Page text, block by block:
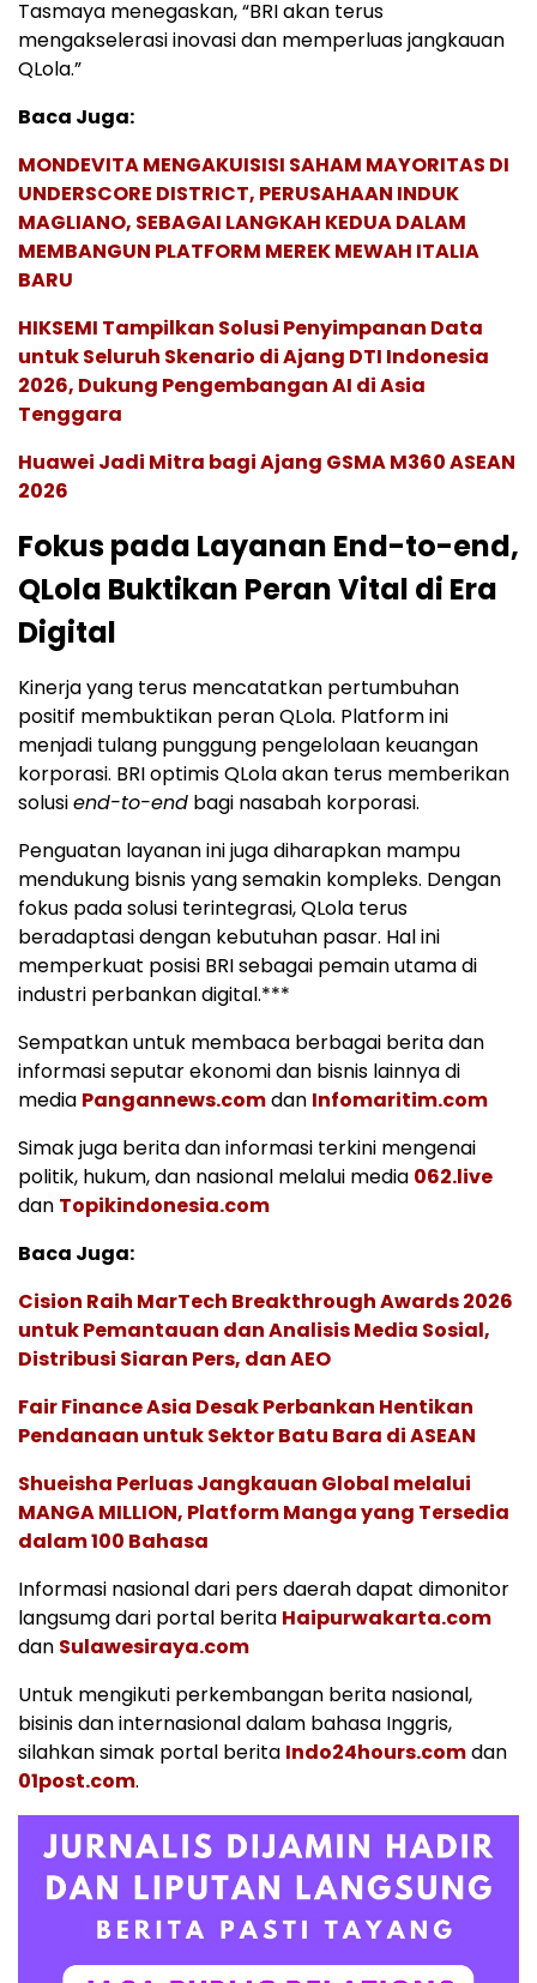
Tasmaya menegaskan, “BRI akan terus
mengakselerasi inovasi dan memperluas jangkauan
QLola.”
Baca Juga:
MONDEVITA MENGAKUISISI SAHAM MAYORITAS DI
UNDERSCORE DISTRICT, PERUSAHAAN INDUK
MAGLIANO, SEBAGAI LANGKAH KEDUA DALAM
MEMBANGUN PLATFORM MEREK MEWAH ITALIA
BARU
HIKSEMI Tampilkan Solusi Penyimpanan Data
untuk Seluruh Skenario di Ajang DTI Indonesia
2026, Dukung Pengembangan AI di Asia
Tenggara
Huawei Jadi Mitra bagi Ajang GSMA M360 ASEAN
2026
Fokus pada Layanan End-to-end,
QLola Buktikan Peran Vital di Era
Digital
Kinerja yang terus mencatatkan pertumbuhan
positif membuktikan peran QLola. Platform ini
menjadi tulang punggung pengelolaan keuangan
korporasi. BRI optimis QLola akan terus memberikan
solusiend-to-end bagi nasabah korporasi.
Penguatan layanan ini juga diharapkan mampu
mendukung bisnis yang semakin kompleks. Dengan
fokus pada solusi terintegrasi, QLola terus
beradaptasi dengan kebutuhan pasar. Hal ini
memperkuat posisi BRI sebagai pemain utama di
industri perbankan digital.***
Sempatkan untuk membaca berbagai berita dan
informasi seputar ekonomi dan bisnis lainnya di
media Pangannews.comdan Infomaritim.com
Simak juga berita dan informasi terkini mengenai
politik, hukum, dan nasional melalui media 062.live
dan Topikindonesia.com
Baca Juga:
Cision Raih MarTech Breakthrough Awards 2026
untuk Pemantauan dan Analisis Media Sosial,
Distribusi Siaran Pers, dan AEO
Fair Finance Asia Desak Perbankan Hentikan
Pendanaan untuk Sektor Batu Bara di ASEAN
Shueisha Perluas Jangkauan Global melalui
MANGA MILLION, Platform Manga yang Tersedia
dalam 100 Bahasa
Informasi nasional dari pers daerah dapat dimonitor
langsumg dari portal berita Haipurwakarta.com
dan Sulawesiraya.com
Untuk mengikuti perkembangan berita nasional,
bisinis dan internasional dalam bahasa Inggris,
silahkan simak portal berita Indo24hours.comdan
01post.com.